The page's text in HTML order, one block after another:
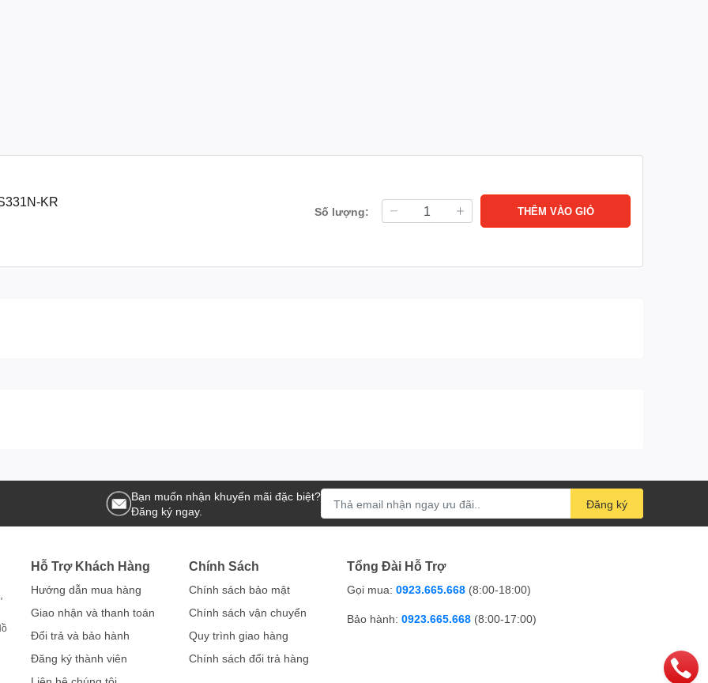
KR
Số lượng: THÊM VÀO GIỎ
Bạn muốn nhận khuyến mãi đặc biệt?
Đăng ký ngay.
Đăng ký
Hỗ Trợ Khách Hàng
Hướng dẫn mua hàng
Giao nhận và thanh toán
Đổi trả và bảo hành
Đăng ký thành viên
Chính Sách
Chính sách bảo mật
Chính sách vận chuyển
Quy trình giao hàng
Chính sách đổi trả hàng
Tổng Đài Hỗ Trợ
Gọi mua: 0923.665.668 (8:00-18:00)
Bảo hành: 0923.665.668 (8:00-17:00)